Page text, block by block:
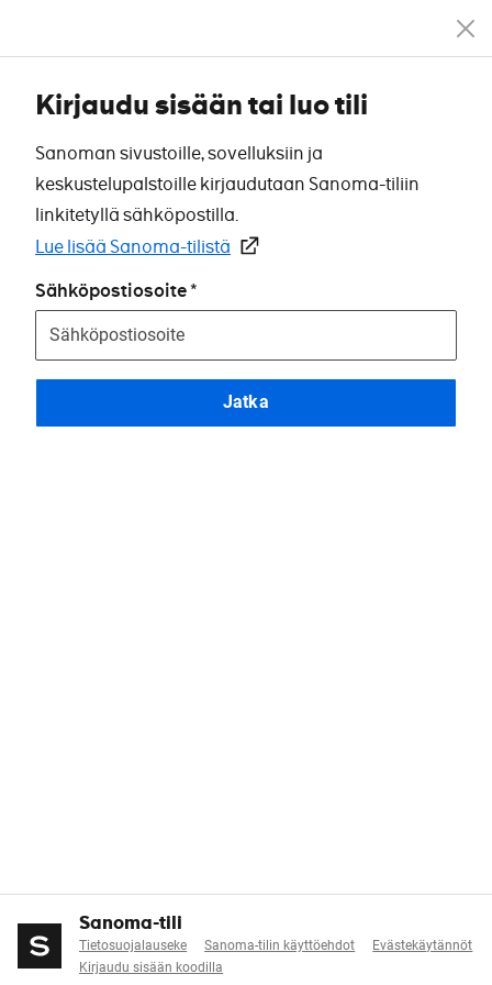
Kirjaudu sisään tai luo tili
Sanoman sivustoille, sovelluksiin ja
keskustelupalstoille kirjaudutaan Sanoma-tiliin
linkitetyllä sähköpostilla.
Lue lisää Sanoma-tilistä
Sähköpostiosoite
Jatka
Sanoma-tili
Tietosuojalauseke Sanoma-tilin käyttöehdot
Evästekäytännöt
Kirjaudu sisään koodilla